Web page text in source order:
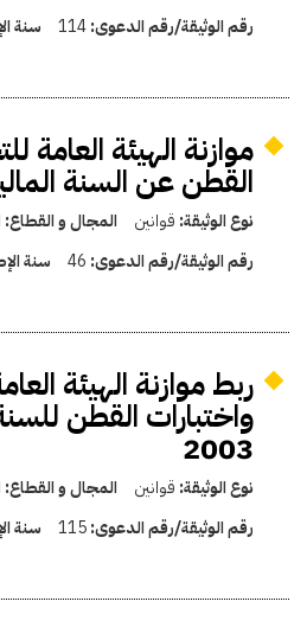
رقم الوثيقة/رقم الدعوى:114 سنة
موازنة الهيئة العامة
القطن عن السنة المالية 1999 /
نوع الوثيقة: قوانين المجال و القطاع:
رقم الوثيقة/رقم الدعوى: 46 سنة
ربط موازنة الهيئة
2003
نوع الوثيقة: قوانين المجال و القطاع:
رقم الوثيقة/رقم الدعوى:115 سنة